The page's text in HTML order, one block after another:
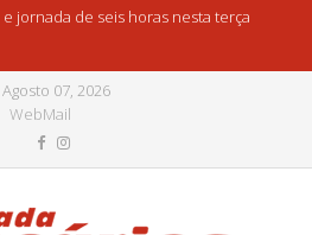
jornada de seis horas nesta terça
Agosto 07, 2026
WebMail